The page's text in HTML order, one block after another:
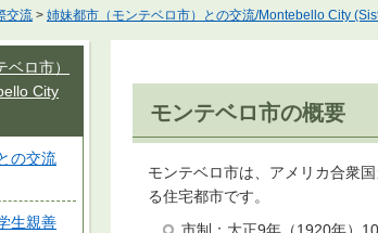
交流 > 姉妹都市（モンテベロ市）との交流/Montebello City
ロ市）
City
の交流
生親善
モンテベロ市の概要
モンテベロ市は、アメリカ合衆
る住宅都市です。
市制：大正9年（1920年）